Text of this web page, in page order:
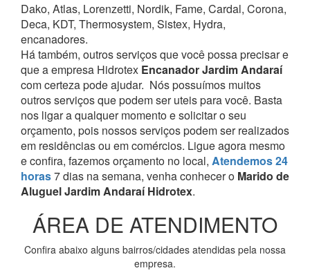
Dako, Atlas, Lorenzetti, Nordik, Fame, Cardal, Corona,
Deca, KDT, Thermosystem, Sistex, Hydra,
encanadores.
Há também, outros serviços que você possa precisar e
que a empresa Hidrotex Encanador Jardim Andaraí
com certeza pode ajudar. Nós possuímos muitos
outros serviços que podem ser uteis para você. Basta
nos ligar a qualquer momento e solicitar o seu
orçamento, pois nossos serviços podem ser realizados
em residências ou em comércios. Ligue agora mesmo
e confira, fazemos orçamento no local, Atendemos 24
horas7 dias na semana, venha conhecer o Marido de
Aluguel Jardim Andaraí Hidrotex.
ÁREA DE ATENDIMENTO
Confira abaixo alguns bairros/cidades atendidas pela nossa
empresa.